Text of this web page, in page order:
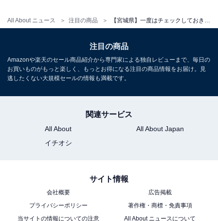
All About ニュース 注目の商品
所在地：宮城県仙台市太白区秋保町湯元字上原27
約15分／JR仙台駅西口より路線バスで約30〜50分／JR
仙台駅東口より無料送迎バス（予約制）利用可能
※プラン・部屋により価格は変動します
チェックイン・チェックアウト
注目の商品
Amazonや楽天のセール商品紹介から専門家による独自レビューまで、毎日の
お買いものがもっと楽しく、もっとお得になる注目の商品情報をお届け。見
逃したくない大規模セールの情報も満載です。
関連サービス
All About
All About Japan
イチオシ
サイト情報
会社概要
広告掲載
プライバシーポリシー
著作権・商標・免責事項
当サイトの情報についての注意
All About ニュースについて